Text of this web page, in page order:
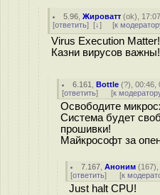
5.96 ,Жироватт (ok),
[ответить] [↓] [к
Virus Execution Matter!
Казни вирусов важны!
6.161 ,Bottle (?), 00:46,
[ответить] [к
Освободите
Система будет
прошивки!
Майкрософт за
7.167 ,Аноним (167),
[ответить] [к
Just halt CPU!